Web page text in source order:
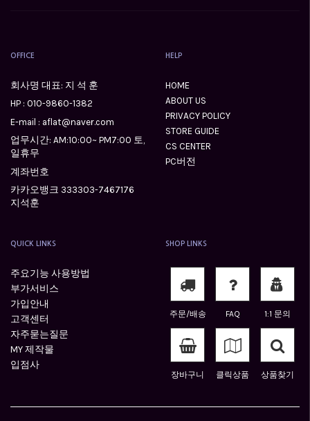
OFFICE
회사명 대표: 지 석 훈
HP : 010-9860-1382
E-mail : aflat@naver.com
업무시간: AM:10:00~ PM7:00 토,
일휴무
계좌번호
카카오뱅크 333303-7467176
지석훈
HELP
HOME
ABOUT US
PRIVACY POLICY
STORE GUIDE
CS CENTER
PC버전
QUICK LINKS
주요기능 사용방법
부가서비스
가입안내
고객센터
자주묻는질문
MY 제작물
입점사
SHOP LINKS
주문/배송 FAQ 1:1 문의
장바구니 클릭상품 상품찾기